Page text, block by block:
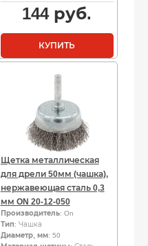
144руб.
КУПИТЬ
Щетка металлическая
для дрели 50мм (чашка),
нержавеющая сталь 0,3
мм ON 20-12-050
Производитель: On
Тип: Чашка
Диаметр, мм: 50